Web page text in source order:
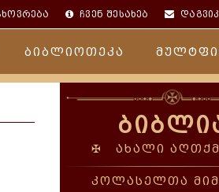
ჩვენ შესახებ
ბიბლიოთეკა
✠ ახალი
კოლასელთა